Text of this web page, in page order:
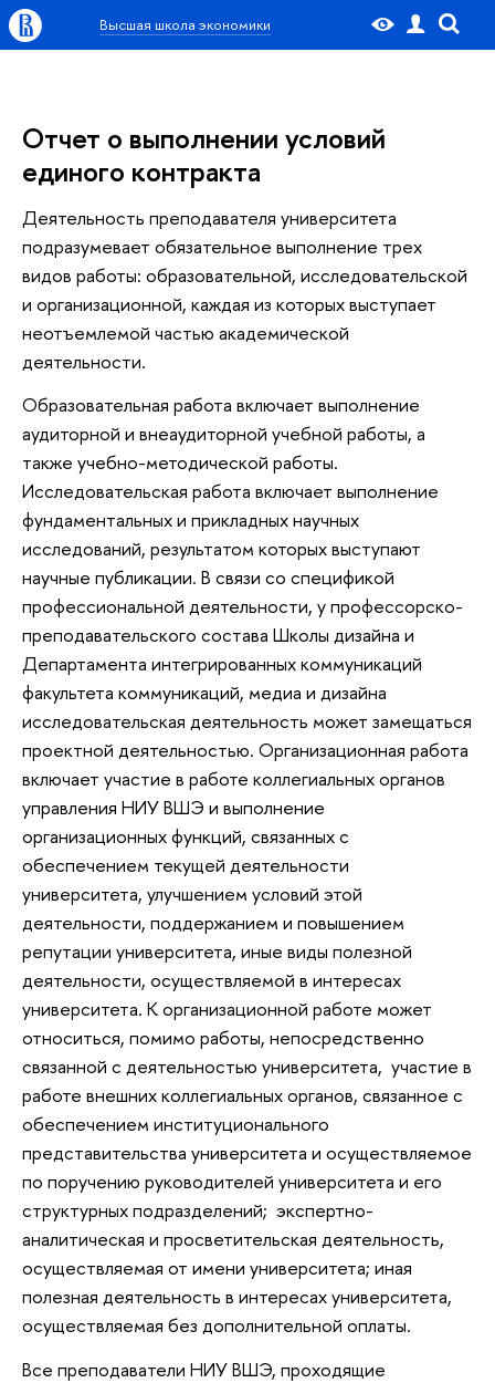
Высшая школа экономики
Отчет о выполнении условий
единого контракта
Деятельность преподавателя университета
подразумевает обязательное выполнение трех
видов работы: образовательной, исследовательской
и организационной, каждая из которых выступает
неотъемлемой частью академической
деятельности.
Образовательная работа включает выполнение
аудиторной и внеаудиторной учебной работы, а
также учебно-методической работы.
Исследовательская работа включает выполнение
фундаментальных и прикладных научных
исследований, результатом которых выступают
научные публикации. В связи cо спецификой
профессиональной деятельности, у профессорско-
преподавательского состава Школы дизайна и
Департамента интегрированных коммуникаций
факультета коммуникаций, медиа и дизайна
исследовательская деятельность может замещаться
проектной деятельностью. Организационная работа
включает участие в работе коллегиальных органов
управления НИУ ВШЭ и выполнение
организационных функций, связанных с
обеспечением текущей деятельности
университета, улучшением условий этой
деятельности, поддержанием и повышением
репутации университета, иные виды полезной
деятельности, осуществляемой в интересах
университета. К организационной работе может
относиться, помимо работы, непосредственно
связанной с деятельностью университета, участие в
работе внешних коллегиальных органов, связанное с
обеспечением институционального
представительства университета и осуществляемое
по поручению руководителей университета и его
структурных подразделений; экспертно-
аналитическая и просветительская деятельность,
осуществляемая от имени университета; иная
полезная деятельность в интересах университета,
осуществляемая без дополнительной оплаты.
Все преподаватели НИУ ВШЭ, проходящие